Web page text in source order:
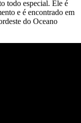
todo especial. Ele é
e é encontrado em
do Oceano